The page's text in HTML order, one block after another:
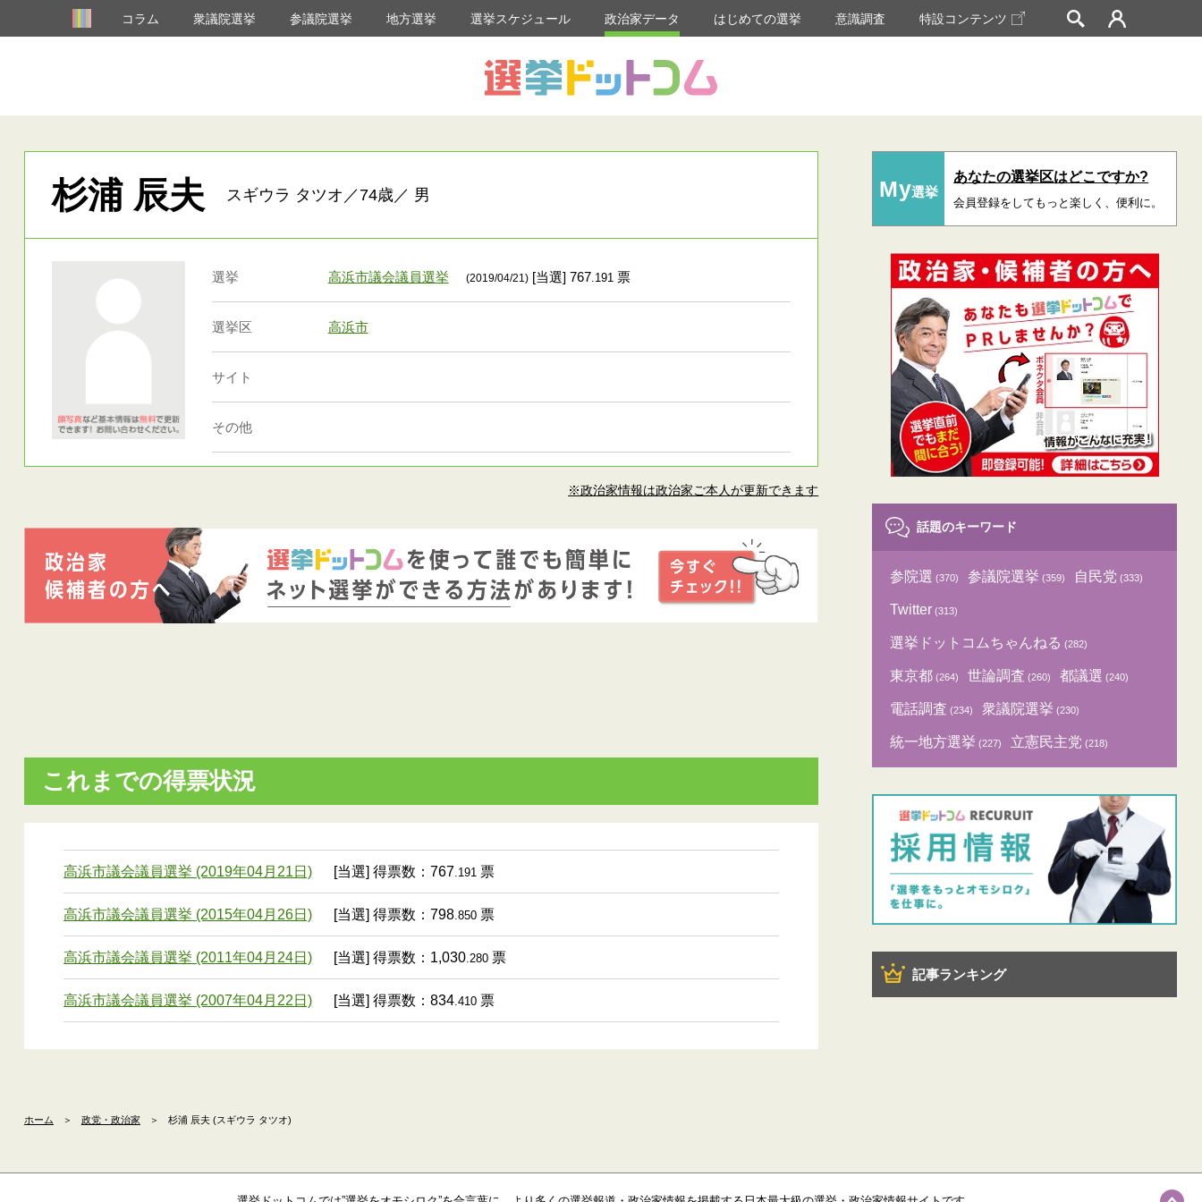
コラム 衆議院選挙 参議院選挙 地方選挙 選挙スケジュール 政治家データ はじめての選挙 意識調査 特設コンテンツ
杉浦 辰夫 スギウラ タツオ／74歳／ 男
選挙 高浜市議会議員選挙 (2019/04/21)[当選] 767.191 票
選挙区 高浜市
サイト
その他
※政治家情報は政治家ご本人が更新できます
これまでの得票状況
高浜市議会議員選挙 (2019年04月21日) [当選] 得票数：767.191 票
高浜市議会議員選挙 (2015年04月26日) [当選] 得票数：798.850 票
高浜市議会議員選挙 (2011年04月24日) [当選] 得票数：1,030.280 票
高浜市議会議員選挙 (2007年04月22日) [当選] 得票数：834.410 票
My選挙
あなたの選挙区はどこですか?
会員登録をしてもっと楽しく、便利に。
話題のキーワード
参院選 (370) 参議院選挙 (359) 自民党 (333)
Twitter (313)
選挙ドットコムちゃんねる (282)
東京都 (264) 世論調査 (260) 都議選 (240)
電話調査 (234) 衆議院選挙 (230)
統一地方選挙 (227) 立憲民主党 (218)
記事ランキング
ホーム ＞ 政党・政治家 ＞ 杉浦 辰夫 (スギウラ タツオ)